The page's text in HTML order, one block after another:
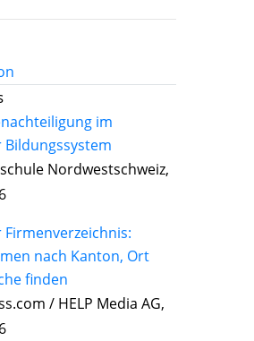
im
Bildungssystem
Nordwestschweiz,
Firmenverzeichnis:
nach Kanton, Ort
finden
/ HELP Media AG,